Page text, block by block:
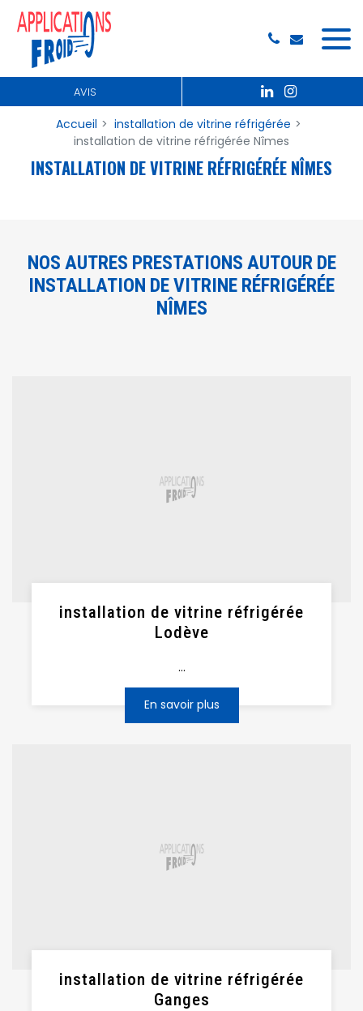
AVIS
Accueil
installation de vitrine réfrigérée
installation de vitrine réfrigérée Nîmes
INSTALLATION DE VITRINE RÉFRIGÉRÉE NÎMES
NOS AUTRES PRESTATIONS AUTOUR DE
INSTALLATION DE VITRINE RÉFRIGÉRÉE
NÎMES
installation de vitrine réfrigérée
Lodève
...
En savoir plus
installation de vitrine réfrigérée
Ganges
Panneau de gestion des cookies